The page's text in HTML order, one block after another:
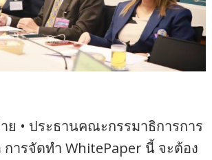
ย • ประธานคณะกรรมาธิการการ
การจัดทำ WhitePaper นี้ จะต้อง